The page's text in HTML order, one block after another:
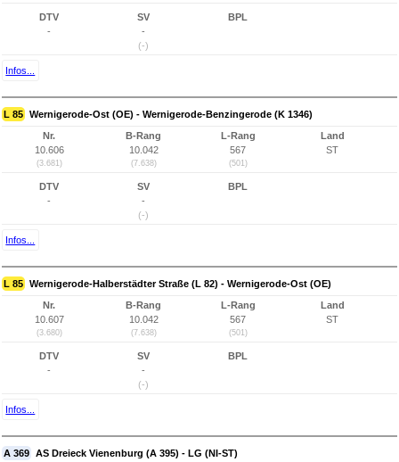
DTV
-
SV
-
(-)
BPL
Infos...
L 85 Wernigerode-Ost (OE) - Wernigerode-Benzingerode (K 1346)
Nr.
10.606
(3.681)
B-Rang
10.042
(7.638)
L-Rang
567
(501)
Land
ST
DTV
-
SV
-
(-)
BPL
Infos...
L 85 Wernigerode-Halberstädter Straße (L 82) - Wernigerode-Ost (OE)
Nr.
10.607
(3.680)
B-Rang
10.042
(7.638)
L-Rang
567
(501)
Land
ST
DTV
-
SV
-
(-)
BPL
Infos...
A 369 AS Dreieck Vienenburg (A 395) - LG (NI-ST)